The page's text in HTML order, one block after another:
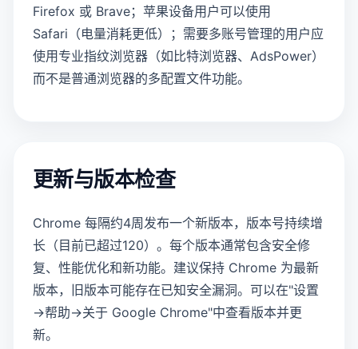
Firefox 或 Brave；苹果设备用户可以使用
Safari（电量消耗更低）；需要多账号管理的用户应
使用专业指纹浏览器（如比特浏览器、AdsPower）
而不是普通浏览器的多配置文件功能。
更新与版本检查
Chrome 每隔约4周发布一个新版本，版本号持续增
长（目前已超过120）。每个版本通常包含安全修
复、性能优化和新功能。建议保持 Chrome 为最新
版本，旧版本可能存在已知安全漏洞。可以在"设置
→帮助→关于 Google Chrome"中查看版本并更
新。